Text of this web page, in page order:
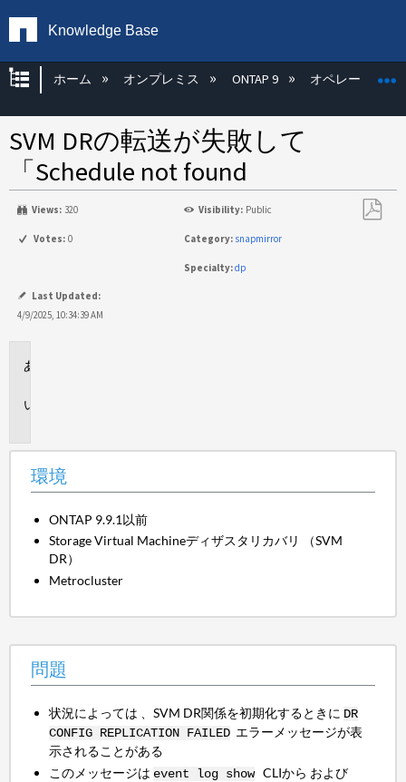
Knowledge Base
グローバル階層を展開/折りたたむ
ホーム オンプレミス ONTAP 9 オペレーティン
SVM DRの転送が失敗して
「Schedule not found
Views: 320 Visibility: Public
Votes: 0 Category: snapmirror
Specialty:dp
Last Updated:
4/9/2025, 10:34:39 AM
環境
ONTAP 9.9.1以前
Storage Virtual Machineディザスタリカバリ （SVM
DR）
Metrocluster
問題
状況によっては 、SVM DR関係を初期化するときに DR
CONFIG REPLICATION FAILED エラーメッセージが表
示されることがある
このメッセージは event log showCLIから および